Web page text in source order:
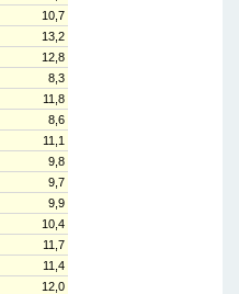
10,7
13,2
12,8
8,3
11,8
8,6
11,1
9,8
9,7
9,9
10,4
11,7
11,4
12,0